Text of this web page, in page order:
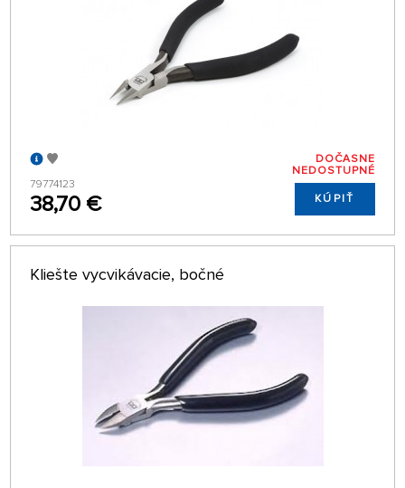
79774123
38,70 €
DOČASNE
NEDOSTUPNÉ
KÚPIŤ
Kliešte vycvikávacie, bočné